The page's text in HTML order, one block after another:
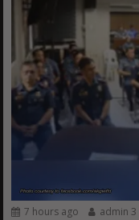
7 hours ago admin 3